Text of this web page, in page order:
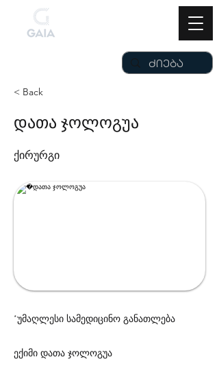
< Back
დათა ჯოლოგუა
ქირურგი
*უმაღლესი სამედიცინო განათლება
ექიმი დათა ჯოლოგუა